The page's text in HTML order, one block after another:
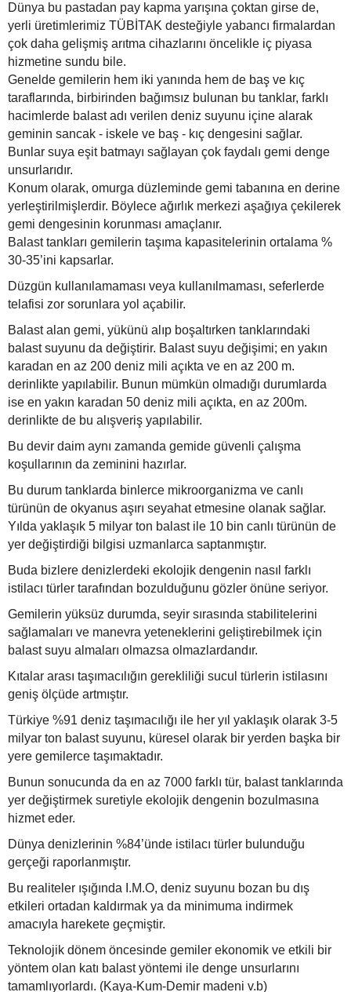
Dünya bu pastadan pay kapma yarışına çoktan girse de,
yerli üretimlerimiz TÜBİTAK desteğiyle yabancı firmalardan
çok daha gelişmiş arıtma cihazlarını öncelikle iç piyasa
hizmetine sundu bile.
Genelde gemilerin hem iki yanında hem de baş ve kıç
taraflarında, birbirinden bağımsız bulunan bu tanklar, farklı
hacimlerde balast adı verilen deniz suyunu içine alarak
geminin sancak - iskele ve baş - kıç dengesini sağlar.
Bunlar suya eşit batmayı sağlayan çok faydalı gemi denge
unsurlarıdır.
Konum olarak, omurga düzleminde gemi tabanına en derine
yerleştirilmişlerdir. Böylece ağırlık merkezi aşağıya çekilerek
gemi dengesinin korunması amaçlanır.
Balast tankları gemilerin taşıma kapasitelerinin ortalama %
30-35’ini kapsarlar.
Düzgün kullanılamaması veya kullanılmaması, seferlerde
telafisi zor sorunlara yol açabilir.
Balast alan gemi, yükünü alıp boşaltırken tanklarındaki
balast suyunu da değiştirir. Balast suyu değişimi; en yakın
karadan en az 200 deniz mili açıkta ve en az 200 m.
derinlikte yapılabilir. Bunun mümkün olmadığı durumlarda
ise en yakın karadan 50 deniz mili açıkta, en az 200m.
derinlikte de bu alışveriş yapılabilir.
Bu devir daim aynı zamanda gemide güvenli çalışma
koşullarının da zeminini hazırlar.
Bu durum tanklarda binlerce mikroorganizma ve canlı
türünün de okyanus aşırı seyahat etmesine olanak sağlar.
Yılda yaklaşık 5 milyar ton balast ile 10 bin canlı türünün de
yer değiştirdiği bilgisi uzmanlarca saptanmıştır.
Buda bizlere denizlerdeki ekolojik dengenin nasıl farklı
istilacı türler tarafından bozulduğunu gözler önüne seriyor.
Gemilerin yüksüz durumda, seyir sırasında stabilitelerini
sağlamaları ve manevra yeteneklerini geliştirebilmek için
balast suyu almaları olmazsa olmazlardandır.
Kıtalar arası taşımacılığın gerekliliği sucul türlerin istilasını
geniş ölçüde artmıştır.
Türkiye %91 deniz taşımacılığı ile her yıl yaklaşık olarak 3-5
milyar ton balast suyunu, küresel olarak bir yerden başka bir
yere gemilerce taşımaktadır.
Bunun sonucunda da en az 7000 farklı tür, balast tanklarında
yer değiştirmek suretiyle ekolojik dengenin bozulmasına
hizmet eder.
Dünya denizlerinin %84’ünde istilacı türler bulunduğu
gerçeği raporlanmıştır.
Bu realiteler ışığında I.M.O, deniz suyunu bozan bu dış
etkileri ortadan kaldırmak ya da minimuma indirmek
amacıyla harekete geçmiştir.
Teknolojik dönem öncesinde gemiler ekonomik ve etkili bir
yöntem olan katı balast yöntemi ile denge unsurlarını
tamamlıyorlardı. (Kaya-Kum-Demir madeni v.b)